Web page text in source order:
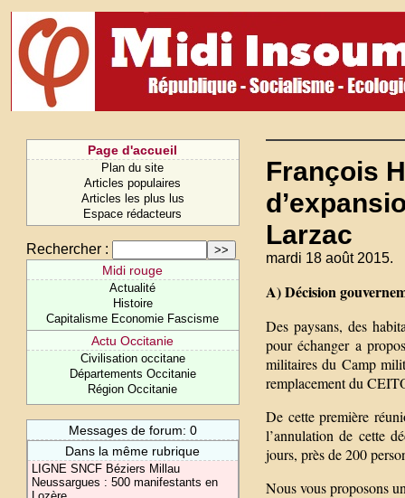
Page d'accueil
Plan du site
Articles populaires
Articles les plus lus
Espace rédacteurs
Rechercher :
Midi rouge
Actualité
Histoire
Capitalisme Economie Fascisme
Actu Occitanie
Civilisation occitane
Départements Occitanie
Région Occitanie
Messages de forum: 0
Dans la même rubrique
LIGNE SNCF Béziers Millau
Neussargues : 500 manifestants en
François
Larzac
mardi 18 août 2015.
A) Décision
Des paysans, des
pour échanger a
militaires du Camp
remplacement du
De cette première
l’annulation de cette
jours, près de 200
Nous vous proposons